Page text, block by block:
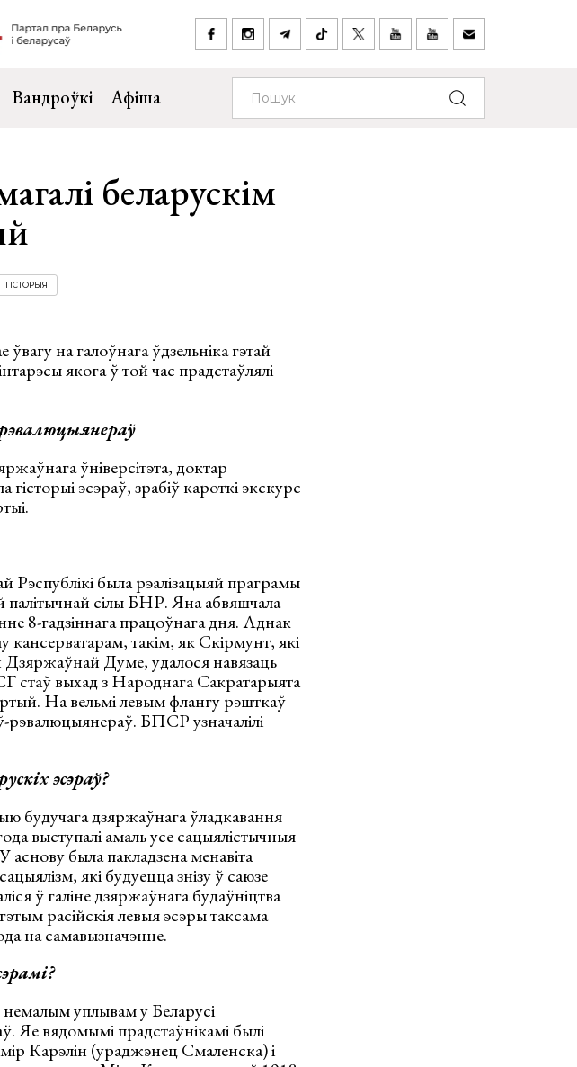
Вандроўкі Афіша
беларускім
ГІСТОРЫЯ
на галоўнага ўдзельніка гэтай
якога ў той час прадстаўлялі
ўніверсітэта, доктар
гісторыі эсэраў, зрабіў кароткі экскурс
была рэалізацыяй праграмы
сілы БНР. Яна абвяшчала
8-гадзіннага працоўнага дня. Аднак
кансерватарам, такім, як Скірмунт, які
Думе, удалося навязаць
стаў выхад з Народнага Сакратарыята
На вельмі левым флангу рэшткаў
рэвалюцыянераў. БПСР узначалілі
эсэраў?
будучага дзяржаўнага ўладкавання
выступалі амаль усе сацыялістычныя
аснову была пакладзена менавіта
які будуецца знізу ў саюзе
ў галіне дзяржаўнага будаўніцтва
расійскія левыя эсэры таксама
на самавызначэнне.
уплывам у Беларусі
Яе вядомымі прадстаўнікамі былі
Карэлін (ураджэнец Смаленска) і